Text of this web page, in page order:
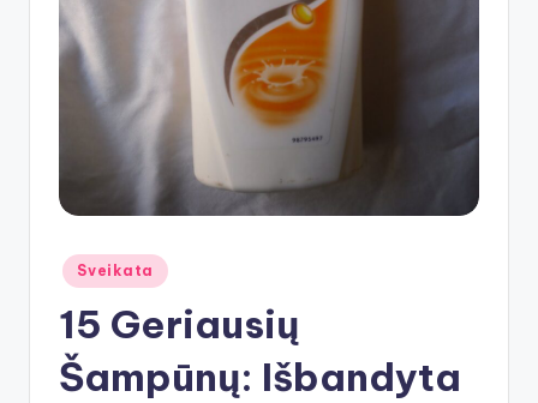
Posted
in
Sveikata
15 Geriausių
Šampūnų: Išbandyta